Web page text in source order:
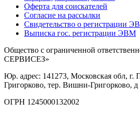
Оферта для соискателей
Согласие на рассылки
Свидетельство о регистрации
Выписка гос. регистрации ЭВМ
Общество с ограниченной
СЕРВИСЕЗ»
Юр. адрес: 141273, Московская обл, г.
Григорково, тер. Вишни-Григорково, д
ОГРН 1245000132002